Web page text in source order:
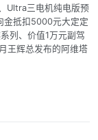
Ultra三电机纯电版预
金抵扣5000元大定定
列、价值1万元副驾
王辉总发布的阿维塔